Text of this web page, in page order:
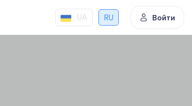
UA RU Войти